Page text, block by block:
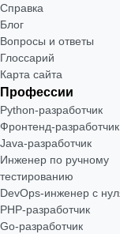
Справка
Блог
Вопросы и ответы
Глоссарий
Карта сайта
Профессии
Python-разработчик
Фронтенд-разработчик
Java-разработчик
Инженер по ручному
тестированию
DevOps-инженер с
РНР-разработчик
Go-разработчик